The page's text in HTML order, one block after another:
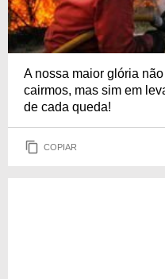
A nossa maior glória
cairmos, mas sim em
de cada queda!
COPIAR